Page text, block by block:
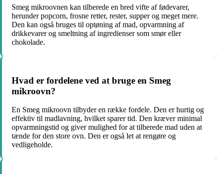
Smeg mikroovnen kan tilberede en bred vifte af fødevarer,
herunder popcorn, frosne retter, rester, supper og meget mere.
Den kan også bruges til optøning af mad, opvarmning af
drikkevarer og smeltning af ingredienser som smør eller
chokolade.
Hvad er fordelene ved at bruge en Smeg
mikroovn?
En Smeg mikroovn tilbyder en række fordele. Den er hurtig og
effektiv til madlavning, hvilket sparer tid. Den kræver minimal
opvarmningstid og giver mulighed for at tilberede mad uden at
tænde for den store ovn. Den er også let at rengøre og
vedligeholde.